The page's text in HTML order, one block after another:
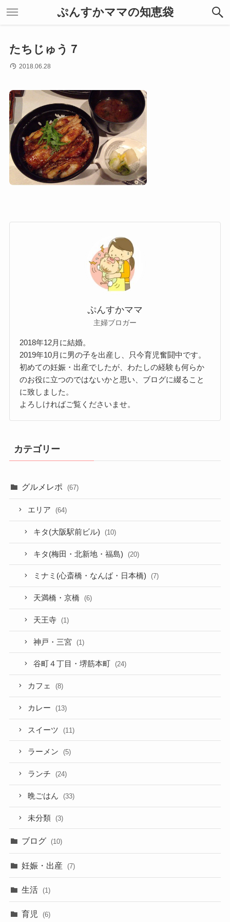
ぷんすかママの知恵袋
たちじゅう７
2018.06.28
ぷんすかママ
主婦ブロガー
2018年12月に結婚。
2019年10月に男の子を出産し、只今育児奮闘中です。
初めての妊娠・出産でしたが、わたしの経験も何らか
のお役に立つのではないかと思い、ブログに綴ること
に致しました。
よろしければご覧くださいませ。
カテゴリー
グルメレポ (67)
エリア (64)
キタ(大阪駅前ビル) (10)
キタ(梅田・北新地・福島) (20)
ミナミ(心斎橋・なんば・日本橋) (7)
天満橋・京橋 (6)
天王寺 (1)
神戸・三宮 (1)
谷町４丁目・堺筋本町 (24)
カフェ (8)
カレー (13)
スイーツ (11)
ラーメン (5)
ランチ (24)
晩ごはん (33)
未分類 (3)
ブログ (10)
妊娠・出産 (7)
生活 (1)
育児 (6)